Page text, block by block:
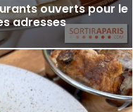
ouverts pour le
adresses